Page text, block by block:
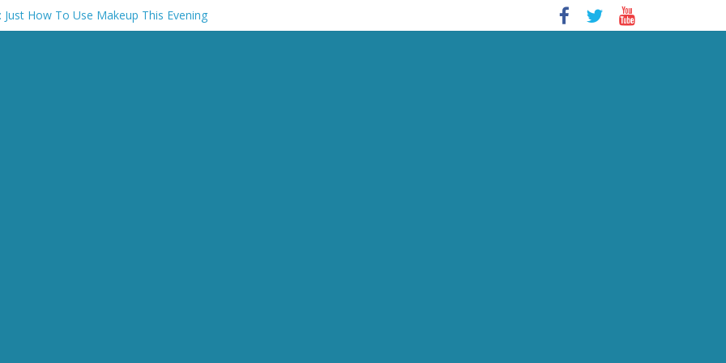
Just How To Use Makeup This Evening
a mature Girl | the Urban Dater